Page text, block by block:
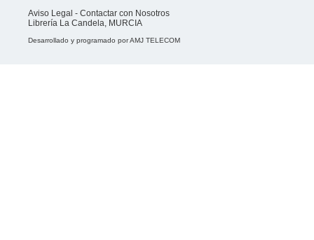
Aviso Legal - Contactar con Nosotros
Librería La Candela, MURCIA
Desarrollado y programado porAMJ TELECOM